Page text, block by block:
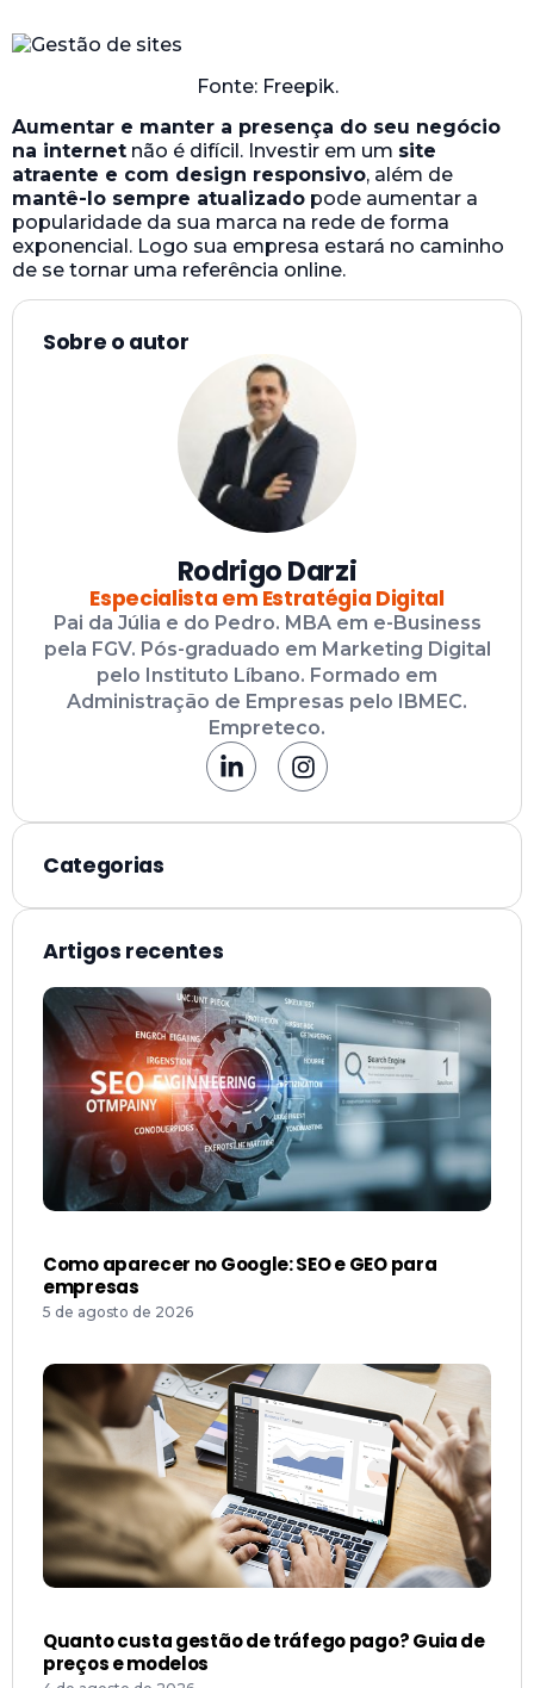
Fonte: Freepik.
Aumentar e manter a presença do seu negócio
na internet não é difícil. Investir em um site
atraente e com design responsivo, além de
mantê-lo sempre atualizado pode aumentar a
popularidade da sua marca na rede de forma
exponencial. Logo sua empresa estará no caminho
de se tornar uma referência online.
Sobre o autor
Rodrigo Darzi
Especialista em Estratégia Digital
Pai da Júlia e do Pedro. MBA em e-Business
pela FGV. Pós-graduado em Marketing Digital
pelo Instituto Líbano. Formado em
Administração de Empresas pelo IBMEC.
Empreteco.
Categorias
Artigos recentes
Como aparecer no Google: SEO e GEO para
empresas
5 de agosto de 2026
Quanto custa gestão de tráfego pago? Guia de
preços e modelos